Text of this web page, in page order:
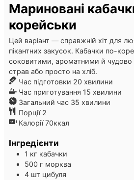
Мариновані
корейськи
Цей варіант — справжній хіт для
пікантних закусок. Кабачки по-
соковитими, ароматними й чудово
страв або просто на хліб.
Час підготовки 20 хвилини
хвилини
Час приготування 15 хвилини
хвилини
Загальний час 35 хвилини
хвилини
Порції 2
Калорії70ккал
Інгредієнти
1 кг кабачки
500 г морква
4 шт цибуля